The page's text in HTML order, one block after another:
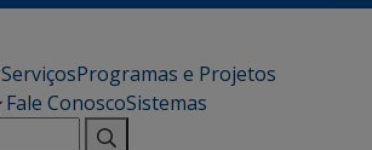
ServiçosProgramas e Projetos
Fale ConoscoSistemas